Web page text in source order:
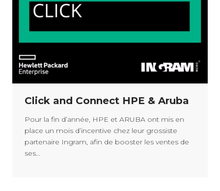
Click and Connect HPE & Aruba
Pour la fin d’année, HPE et ARUBA ont mis en
place un mois d’incentive chez leur grossiste
partenaire Ingram, afin de booster les ventes de
ses...